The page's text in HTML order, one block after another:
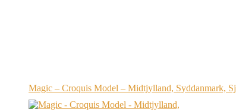
Magic – Croquis Model – Midtjylland, Syddanmark,